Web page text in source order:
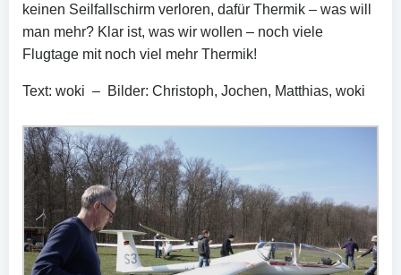
keinen Seilfallschirm verloren, dafür Thermik – was will
man mehr? Klar ist, was wir wollen – noch viele
Flugtage mit noch viel mehr Thermik!
Text: woki – Bilder: Christoph, Jochen, Matthias, woki